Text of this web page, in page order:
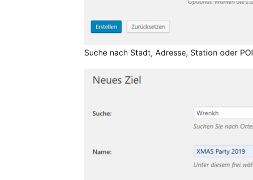
Suche nach Stadt, Adresse, Station oder POI